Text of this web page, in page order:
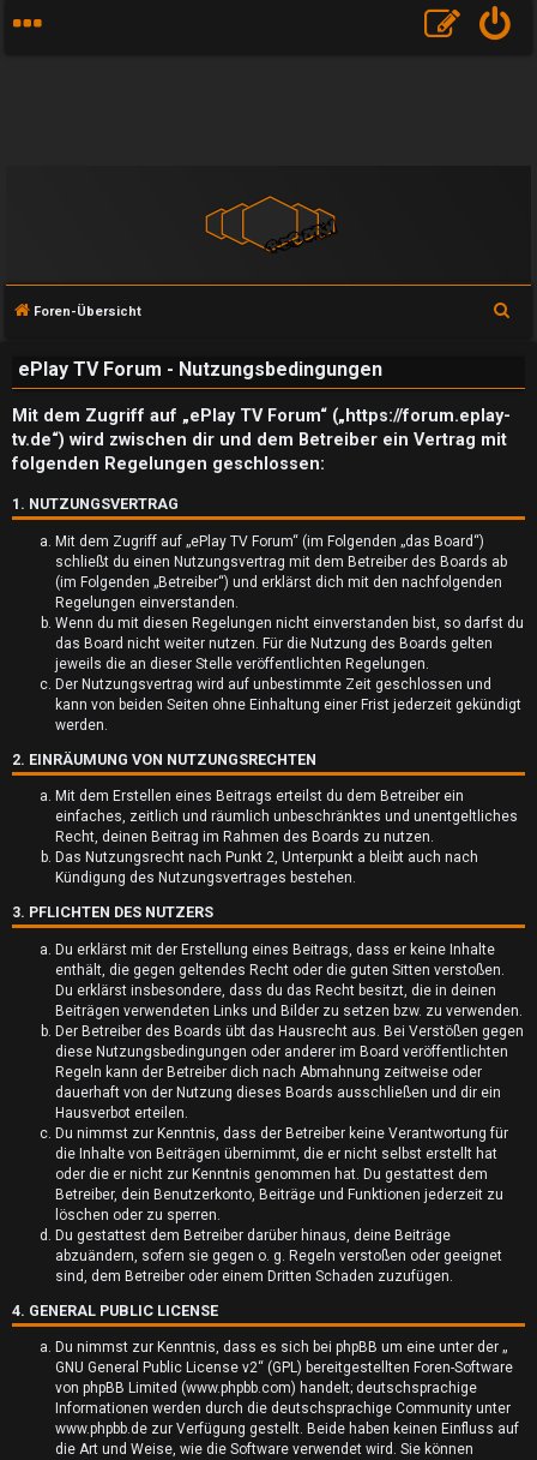
b
n
h
Foren-Übersicht
ePlay TV Forum - Nutzungsbedingungen
Mit dem Zugriff auf „ePlay TV Forum“ („https://forum.eplay-
tv.de“) wird zwischen dir und dem Betreiber ein Vertrag mit
folgenden Regelungen geschlossen:
1. NUTZUNGSVERTRAG
Mit dem Zugriff auf „ePlay TV Forum“ (im Folgenden „das Board“)
schließt du einen Nutzungsvertrag mit dem Betreiber des Boards ab
(im Folgenden „Betreiber“) und erklärst dich mit den nachfolgenden
Regelungen einverstanden.
Wenn du mit diesen Regelungen nicht einverstanden bist, so darfst du
das Board nicht weiter nutzen. Für die Nutzung des Boards gelten
jeweils die an dieser Stelle veröffentlichten Regelungen.
Der Nutzungsvertrag wird auf unbestimmte Zeit geschlossen und
kann von beiden Seiten ohne Einhaltung einer Frist jederzeit gekündigt
werden.
2. EINRÄUMUNG VON NUTZUNGSRECHTEN
Mit dem Erstellen eines Beitrags erteilst du dem Betreiber ein
einfaches, zeitlich und räumlich unbeschränktes und unentgeltliches
Recht, deinen Beitrag im Rahmen des Boards zu nutzen.
Das Nutzungsrecht nach Punkt 2, Unterpunkt a bleibt auch nach
Kündigung des Nutzungsvertrages bestehen.
3. PFLICHTEN DES NUTZERS
Du erklärst mit der Erstellung eines Beitrags, dass er keine Inhalte
enthält, die gegen geltendes Recht oder die guten Sitten verstoßen.
Du erklärst insbesondere, dass du das Recht besitzt, die in deinen
Beiträgen verwendeten Links und Bilder zu setzen bzw. zu verwenden.
Der Betreiber des Boards übt das Hausrecht aus. Bei Verstößen gegen
diese Nutzungsbedingungen oder anderer im Board veröffentlichten
Regeln kann der Betreiber dich nach Abmahnung zeitweise oder
dauerhaft von der Nutzung dieses Boards ausschließen und dir ein
Hausverbot erteilen.
Du nimmst zur Kenntnis, dass der Betreiber keine Verantwortung für
die Inhalte von Beiträgen übernimmt, die er nicht selbst erstellt hat
oder die er nicht zur Kenntnis genommen hat. Du gestattest dem
Betreiber, dein Benutzerkonto, Beiträge und Funktionen jederzeit zu
löschen oder zu sperren.
Du gestattest dem Betreiber darüber hinaus, deine Beiträge
abzuändern, sofern sie gegen o. g. Regeln verstoßen oder geeignet
sind, dem Betreiber oder einem Dritten Schaden zuzufügen.
4. GENERAL PUBLIC LICENSE
Du nimmst zur Kenntnis, dass es sich bei phpBB um eine unter der „
GNU General Public License v2“ (GPL) bereitgestellten Foren-Software
von phpBB Limited (www.phpbb.com) handelt; deutschsprachige
Informationen werden durch die deutschsprachige Community unter
www.phpbb.de zur Verfügung gestellt. Beide haben keinen Einfluss auf
die Art und Weise, wie die Software verwendet wird. Sie können